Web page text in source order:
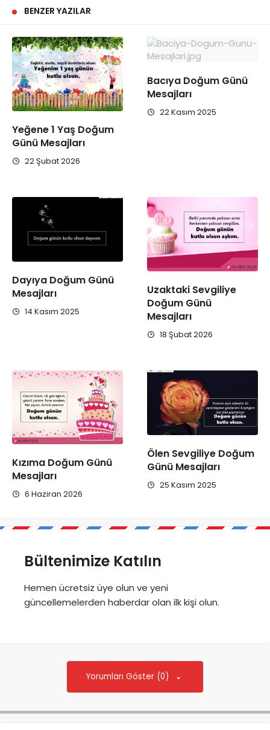
BENZER YAZILAR
Yeğene 1 Yaş Doğum
Günü Mesajları
22 Şubat 2026
Bacıya Doğum Günü
Mesajları
22 Kasım 2025
Dayıya Doğum Günü
Mesajları
14 Kasım 2025
Uzaktaki Sevgiliye
Doğum Günü
Mesajları
18 Şubat 2026
Kızıma Doğum Günü
Mesajları
6 Haziran 2026
Ölen Sevgiliye Doğum
Günü Mesajları
25 Kasım 2025
Bültenimize Katılın
Hemen ücretsiz üye olun ve yeni
güncellemelerden haberdar olan ilk kişi olun.
Yorumları Göster (0)